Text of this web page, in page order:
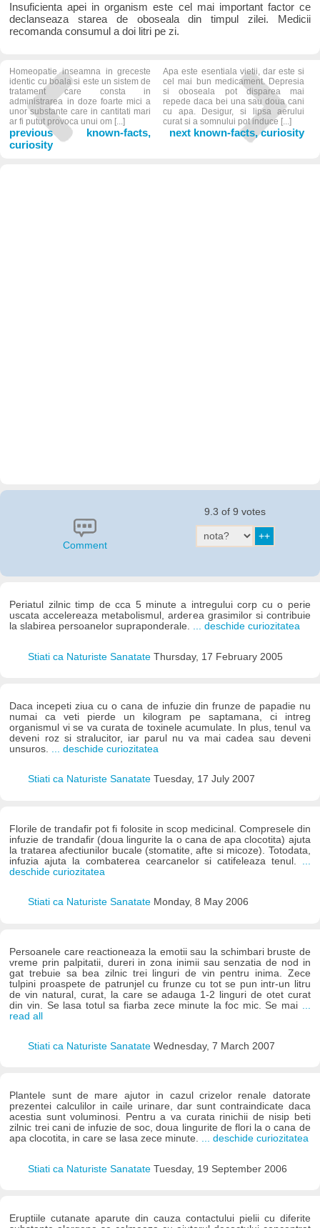
Insuficienta apei in organism este cel mai important factor ce
declanseaza starea de oboseala din timpul zilei. Medicii
recomanda consumul a doi litri pe zi.
Homeopatie inseamna in greceste
identic cu boala si este un sistem de
tratament care consta in
administrarea in doze foarte mici a
unor substante care in cantitati mari
ar fi putut provoca unui om [...]
previous known-facts,
curiosity
Apa este esentiala vietii, dar este si
cel mai bun medicament. Depresia
si oboseala pot disparea mai
repede daca bei una sau doua cani
cu apa. Desigur, si lipsa aerului
curat si a somnului pot induce [...]
next known-facts, curiosity
Comment
9.3 of 9 votes
Periatul zilnic timp de cca 5 minute a intregului corp cu o perie
uscata accelereaza metabolismul, arderea grasimilor si contribuie
la slabirea persoanelor supraponderale. ... deschide curiozitatea
Stiati ca Naturiste Sanatate Thursday, 17 February 2005
Daca incepeti ziua cu o cana de infuzie din frunze de papadie nu
numai ca veti pierde un kilogram pe saptamana, ci intreg
organismul vi se va curata de toxinele acumulate. In plus, tenul va
deveni roz si stralucitor, iar parul nu va mai cadea sau deveni
unsuros. ... deschide curiozitatea
Stiati ca Naturiste Sanatate Tuesday, 17 July 2007
Florile de trandafir pot fi folosite in scop medicinal. Compresele din
infuzie de trandafir (doua lingurite la o cana de apa clocotita) ajuta
la tratarea afectiunilor bucale (stomatite, afte si micoze). Totodata,
infuzia ajuta la combaterea cearcanelor si catifeleaza tenul.
deschide curiozitatea
Stiati ca Naturiste Sanatate Monday, 8 May 2006
Persoanele care reactioneaza la emotii sau la schimbari bruste de
vreme prin palpitatii, dureri in zona inimii sau senzatia de nod in
gat trebuie sa bea zilnic trei linguri de vin pentru inima. Zece
tulpini proaspete de patrunjel cu frunze cu tot se pun intr-un litru
de vin natural, curat, la care se adauga 1-2 linguri de otet curat
din vin. Se lasa totul sa fiarba zece minute la foc mic. Se mai
read all
Stiati ca Naturiste Sanatate Wednesday, 7 March 2007
Plantele sunt de mare ajutor in cazul crizelor renale datorate
prezentei calculilor in caile urinare, dar sunt contraindicate daca
acestia sunt voluminosi. Pentru a va curata rinichii de nisip beti
zilnic trei cani de infuzie de soc, doua lingurite de flori la o cana de
apa clocotita, in care se lasa zece minute. ... deschide curiozitatea
Stiati ca Naturiste Sanatate Tuesday, 19 September 2006
Eruptiile cutanate aparute din cauza contactului pielii cu diferite